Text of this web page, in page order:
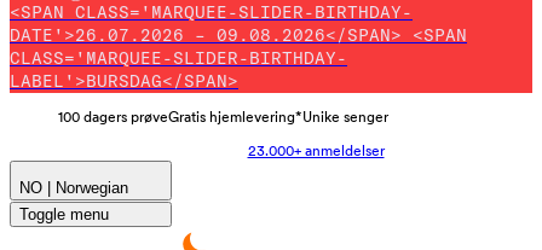
<SPAN CLASS='MARQUEE-SLIDER-BIRTHDAY-
DATE'>26.07.2026 – 09.08.2026</SPAN> <SPAN
CLASS='MARQUEE-SLIDER-BIRTHDAY-
LABEL'>BURSDAG</SPAN>
100 dagers prøveGratis hjemlevering*Unike senger
23.000+ anmeldelser
NO | Norwegian
Toggle menu